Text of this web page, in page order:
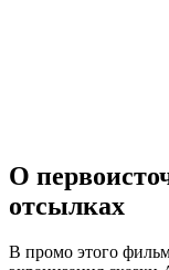
О
отсылках
В промо этого